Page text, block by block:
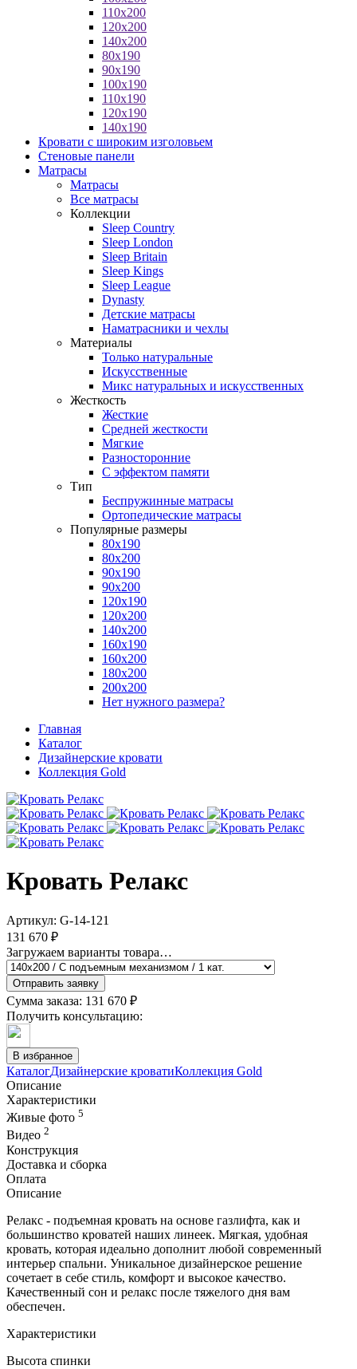
110x200
120x200
140x200
80x190
90x190
100x190
110x190
120x190
140x190
Кровати с широким изголовьем
Стеновые панели
Матрасы
Матрасы
Все матрасы
Коллекции
Sleep Country
Sleep London
Sleep Britain
Sleep Kings
Sleep League
Dynasty
Детские матрасы
Наматрасники и чехлы
Материалы
Только натуральные
Искусственные
Микс натуральных и искусственных
Жесткость
Жесткие
Средней жесткости
Мягкие
Разносторонние
С эффектом памяти
Тип
Беспружинные матрасы
Ортопедические матрасы
Популярные размеры
80х190
80х200
90х190
90х200
120х190
120х200
140х200
160х190
160х200
180х200
200х200
Нет нужного размера?
Главная
Каталог
Дизайнерские кровати
Коллекция Gold
Кровать Релакс
Артикул: G-14-121
131 670 ₽
Загружаем варианты товара…
Отправить заявку
Сумма заказа: 131 670 ₽
Получить консультацию:
В избранное
КаталогДизайнерские кроватиКоллекция Gold
Описание
Характеристики
Живые фото 5
Видео 2
Конструкция
Доставка и сборка
Оплата
Описание
Релакс - подъемная кровать на основе газлифта, как и
большинство кроватей наших линеек. Мягкая, удобная
кровать, которая идеально дополнит любой современный
интерьер спальни. Уникальное дизайнерское решение
сочетает в себе стиль, комфорт и высокое качество.
Качественный сон и релакс после тяжелого дня вам
обеспечен.
Характеристики
Высота спинки